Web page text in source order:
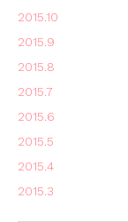
2015.10
2015.9
2015.8
2015.7
2015.6
2015.5
2015.4
2015.3